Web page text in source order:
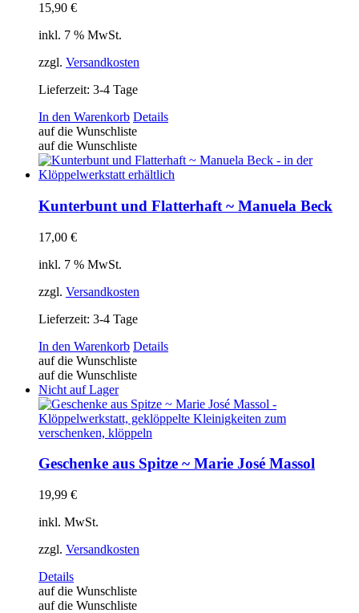
15,90 €
inkl. 7 % MwSt.
zzgl. Versandkosten
Lieferzeit: 3-4 Tage
In den Warenkorb Details
auf die Wunschliste
auf die Wunschliste
Kunterbunt und Flatterhaft ~ Manuela Beck
17,00 €
inkl. 7 % MwSt.
zzgl. Versandkosten
Lieferzeit: 3-4 Tage
In den Warenkorb Details
auf die Wunschliste
auf die Wunschliste
Nicht auf Lager
Geschenke aus Spitze ~ Marie José Massol
19,99 €
inkl. MwSt.
zzgl. Versandkosten
Details
auf die Wunschliste
auf die Wunschliste